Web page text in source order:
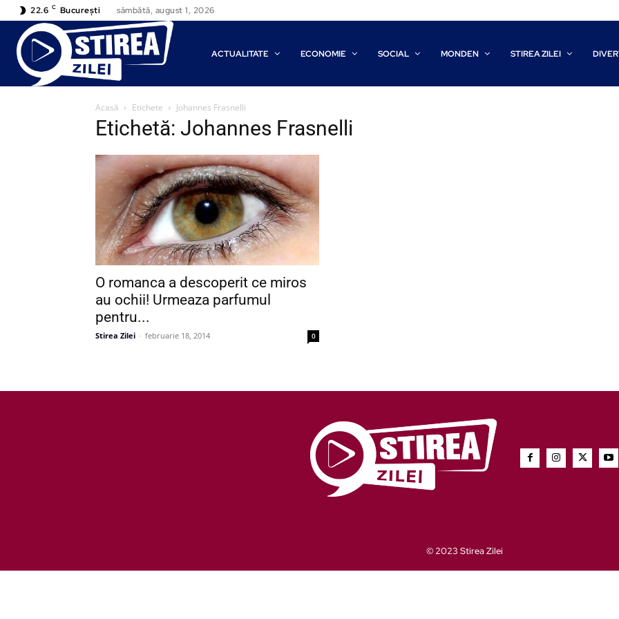
22.6 C București sâmbătă, august 1, 2026
ACTUALITATE ECONOMIE SOCIAL MONDEN STIREA ZILEI
Acasă Etichete Johannes Frasnelli
Etichetă: Johannes Frasnelli
O romanca a descoperit ce miros
au ochii! Urmeaza parfumul
pentru...
Stirea Zilei - februarie 18, 2014 0
© 2023 Stirea Zilei